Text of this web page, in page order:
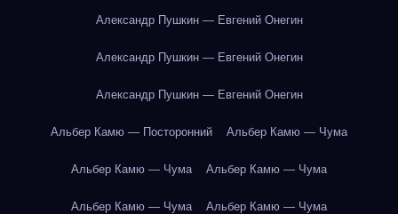
Александр Пушкин — Евгений Онегин
Александр Пушкин — Евгений Онегин
Александр Пушкин — Евгений Онегин
Альбер Камю — Посторонний Альбер Камю — Чума
Альбер Камю — Чума Альбер Камю — Чума
Альбер Камю — Чума Альбер Камю — Чума